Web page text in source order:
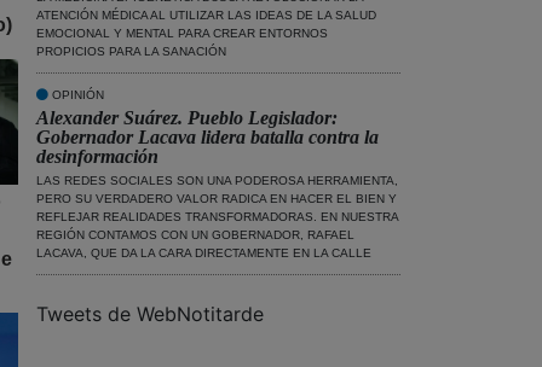
ATENCIÓN MÉDICA AL UTILIZAR LAS IDEAS DE LA SALUD
EMOCIONAL Y MENTAL PARA CREAR ENTORNOS
PROPICIOS PARA LA SANACIÓN
OPINIÓN
Alexander Suárez. Pueblo Legislador:
Gobernador Lacava lidera batalla contra la
desinformación
LAS REDES SOCIALES SON UNA PODEROSA HERRAMIENTA,
PERO SU VERDADERO VALOR RADICA EN HACER EL BIEN Y
REFLEJAR REALIDADES TRANSFORMADORAS. EN NUESTRA
REGIÓN CONTAMOS CON UN GOBERNADOR, RAFAEL
LACAVA, QUE DA LA CARA DIRECTAMENTE EN LA CALLE
Tweets de WebNotitarde